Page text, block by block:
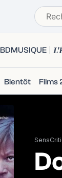
BDMUSIQUE
Bientôt Films